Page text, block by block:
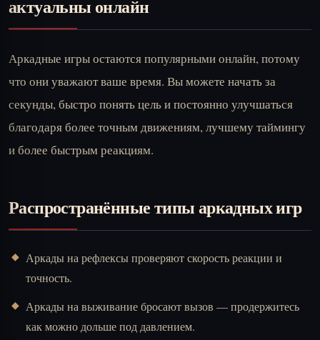
актуальны онлайн
Аркадные игры остаются популярными онлайн, потому
что они уважают ваше время. Вы можете начать за
секунды, быстро понять цель и постоянно улучшаться
благодаря более точным движениям, лучшему таймингу
и более быстрым реакциям.
Распространённые типы аркадных игр
Аркады на рефлексы проверяют скорость реакции и
точность.
Аркады на выживание бросают вызов — продержитесь
как можно дольше под давлением.